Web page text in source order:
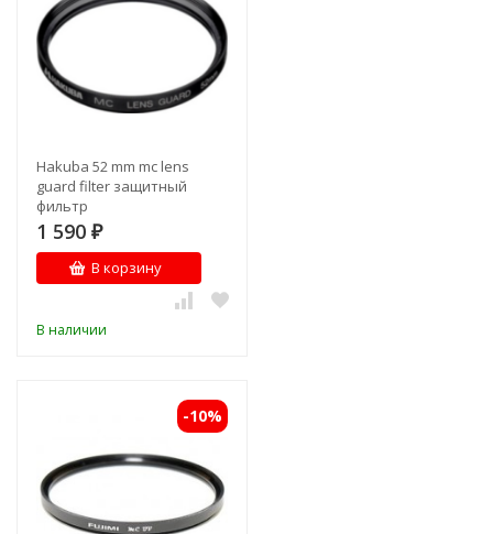
Hakuba 52 mm mc lens
guard filter защитный
фильтр
1 590 ₽
В корзину
В наличии
-10%